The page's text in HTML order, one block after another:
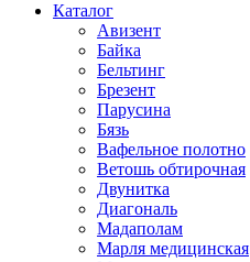
Каталог
Авизент
Байка
Бельтинг
Брезент
Парусина
Бязь
Вафельное полотно
Ветошь обтирочная
Двунитка
Диагональ
Мадаполам
Марля медицинская